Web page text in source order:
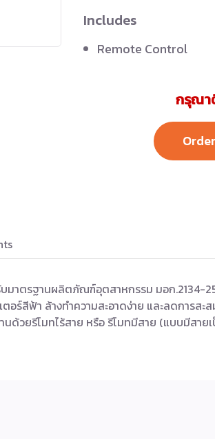
Includes
Remote Control
กรุณา
บมาตรฐานผลิตภัณฑ์อุตสาหกรรม มอก.2134-
สีฟ้า ล้างทำความสะอาดง่าย และลดการสะ
ด้วยรีโมทไร้สาย หรือ รีโมทมีสาย (แบบมีสา